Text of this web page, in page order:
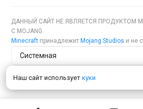
Наш сайт использует куки
ДАННЫЙ САЙТ НЕ ЯВЛЯЕТСЯ ПРОДУКТОМ
С MOJANG.
Minecraft принадлежит Mojang Studios и не
Тема сайта
Язык сайта